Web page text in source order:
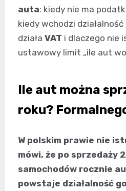
auta: kiedy nie ma
kiedy wchodzi
działa VAT i dlaczego nie
ustawowy limit „ile aut
Ile aut można
roku?
W polskim prawie nie
mówi, że po sprzedaży
samochodów rocznie
powstaje działalność